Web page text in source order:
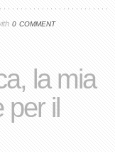
0 COMMENT
la mia
per il